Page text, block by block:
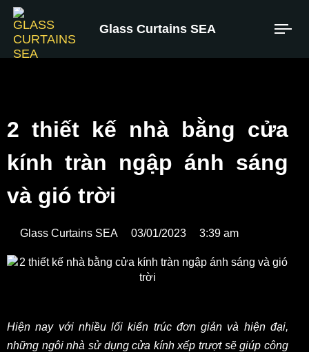
Glass Curtains SEA
2 thiết kế nhà bằng cửa
kính tràn ngập ánh sáng
và gió trời
Glass Curtains SEA 03/01/2023 3:39 am
Hiện nay với nhiều lối kiến trúc đơn giản và hiện đại,
những ngôi nhà sử dụng cửa kính xếp trượt sẽ giúp công